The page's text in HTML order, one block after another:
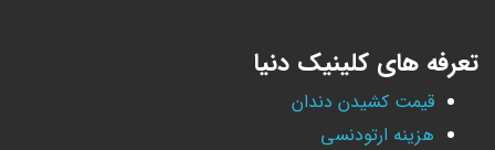
تعرفه های کلینیک دنیا
قیمت کشیدن دندان
هزینه ارتودنسی